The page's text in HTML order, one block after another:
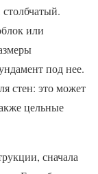
или
под нее.
стен: это может
цельные
сначала